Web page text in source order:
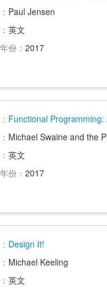
Paul Jensen
英文
份： 2017
Functional
Michael Swaine and the
英文
份： 2017
Design It!
Michael Keeling
英文